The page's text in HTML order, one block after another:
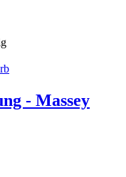
- Massey